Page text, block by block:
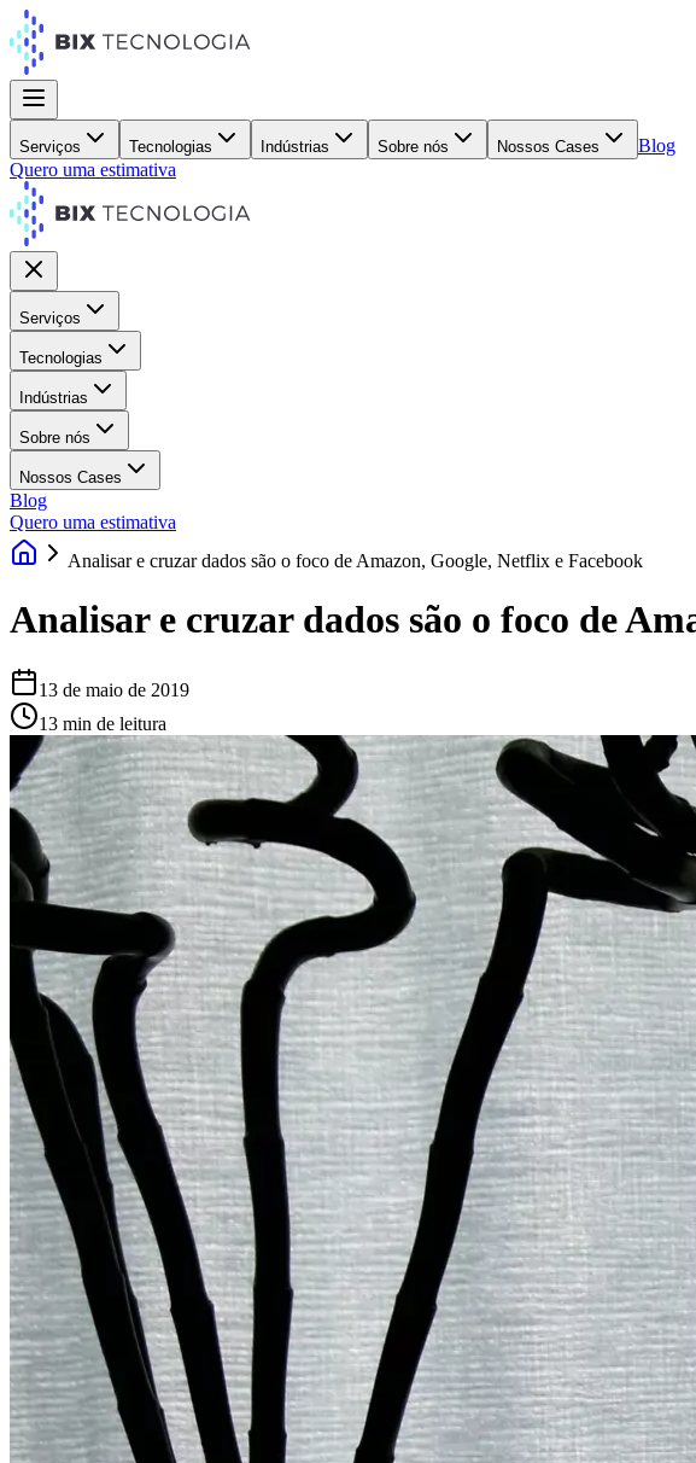
Serviços Tecnologias Indústrias Sobre nós Nossos Cases
Blog
Quero uma estimativa
Serviços
Tecnologias
Indústrias
Sobre nós
Nossos Cases
Blog
Quero uma estimativa
Analisar e cruzar dados são o foco de Amazon, Google, Netflix e Facebook
Analisar e cruzar dados são o foco de
13 de maio de 2019
13 min de leitura